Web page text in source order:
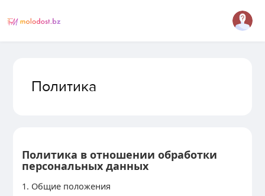
Политика
Политика в отношении обработки
персональных данных
1. Общие положения